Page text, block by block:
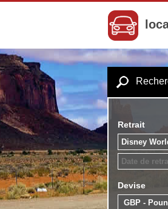
Retrait
Devise